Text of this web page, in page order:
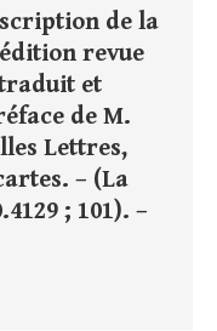
de la
revue
et
de M.
Lettres,
– (La
; 101). –